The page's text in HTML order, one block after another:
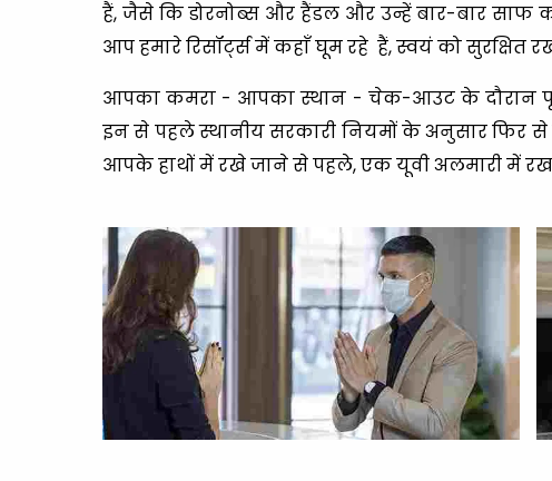
हैं, जैसे कि डोरनोब्स और हैंडल और उन्हें बार-बार साफ
आप हमारे रिसॉर्ट्स में कहाँ घूम रहे हैं, स्वयं को सुरक्षित
आपका कमरा - आपका स्थान - चेक-आउट के दौरान
इन से पहले स्थानीय सरकारी नियमों के अनुसार फिर
आपके हाथों में रखे जाने से पहले, एक यूवी अलमारी में